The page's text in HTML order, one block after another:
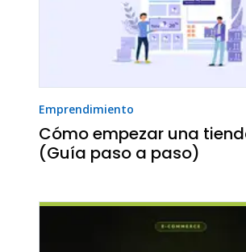
Emprendimiento
Cómo empezar una
(Guía paso a paso)